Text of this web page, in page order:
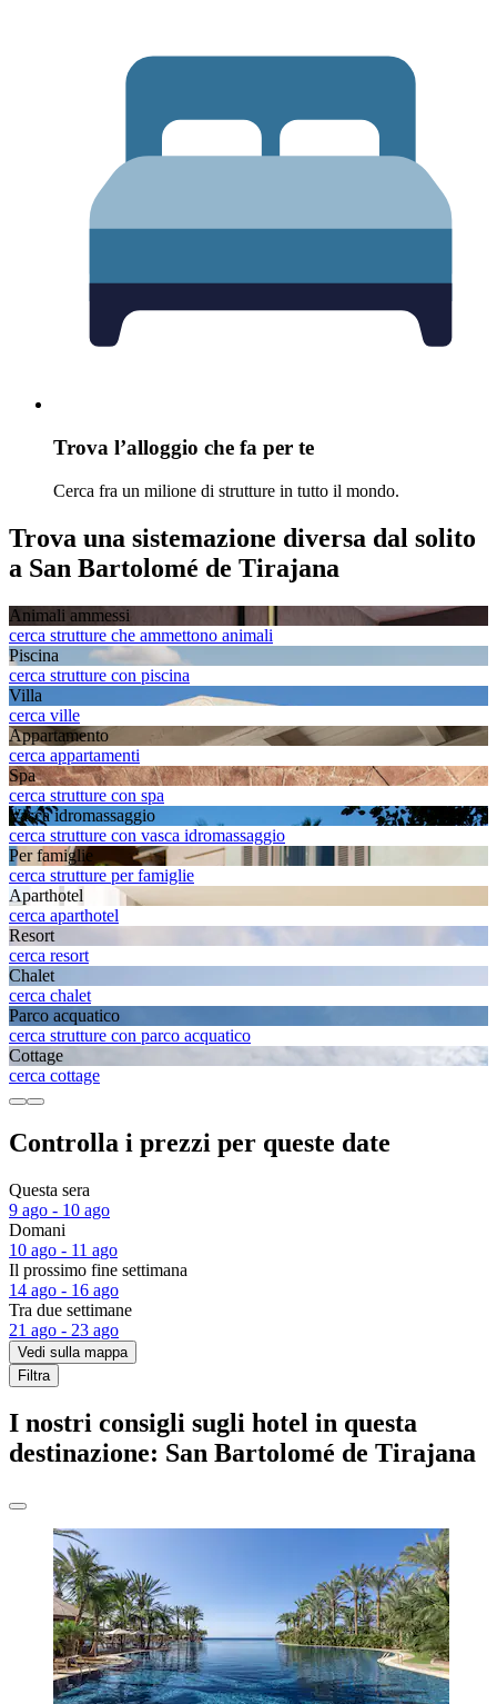
Trova l’alloggio che fa per te
Cerca fra un milione di strutture in tutto il mondo.
Trova una sistemazione diversa dal solito
a San Bartolomé de Tirajana
Animali ammessi
cerca strutture che ammettono animali
Piscina
cerca strutture con piscina
Villa
cerca ville
Appartamento
cerca appartamenti
Spa
cerca strutture con spa
Vasca idromassaggio
cerca strutture con vasca idromassaggio
Per famiglie
cerca strutture per famiglie
Aparthotel
cerca aparthotel
Resort
cerca resort
Chalet
cerca chalet
Parco acquatico
cerca strutture con parco acquatico
Cottage
cerca cottage
Controlla i prezzi per queste date
Questa sera
9 ago - 10 ago
Domani
10 ago - 11 ago
Il prossimo fine settimana
14 ago - 16 ago
Tra due settimane
21 ago - 23 ago
Vedi sulla mappa
Filtra
I nostri consigli sugli hotel in questa
destinazione: San Bartolomé de Tirajana